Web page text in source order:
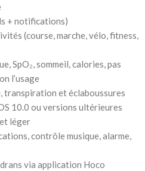
+ notifications)
(course, marche, vélo, fitness,
SpO₂, sommeil, calories, pas
l’usage
transpiration et éclaboussures
10.0 ou versions ultérieures
léger
contrôle musique, alarme,
via application Hoco